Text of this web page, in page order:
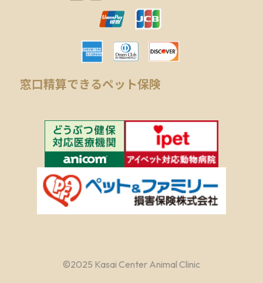
窓口精算できるペット保険
©︎2025 Kasai Center Animal Clinic